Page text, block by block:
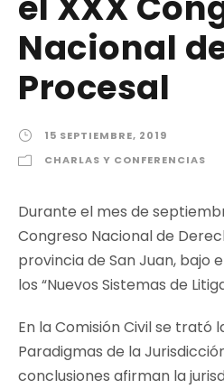
Nacional
Procesal
15 SEPTIEMBRE, 2019
CHARLAS Y CONFERENCIAS
Durante el mes de
Congreso Nacional de
provincia de San Juan, bajo
los “Nuevos Sistemas de
En la Comisión Civil se trató
Paradigmas de la
conclusiones afirman la